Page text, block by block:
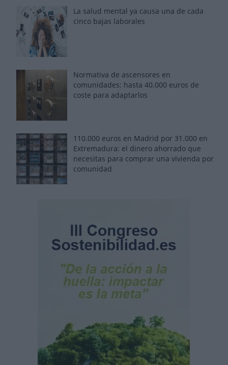
La salud mental ya causa una de cada
cinco bajas laborales
Normativa de ascensores en
comunidades: hasta 40.000 euros de
coste para adaptarlos
110.000 euros en Madrid por 31.000 en
Extremadura: el dinero ahorrado que
necesitas para comprar una vivienda por
comunidad